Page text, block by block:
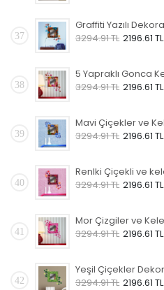
37
3294.91 TL 2196.61 TL
38
3294.91 TL 2196.61 TL
39
3294.91 TL 2196.61 TL
40
3294.91 TL 2196.61 TL
41
3294.91 TL 2196.61 TL
42
3294.91 TL 2196.61 TL